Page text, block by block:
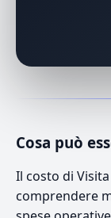
Cosa può
Il costo di
comprendere